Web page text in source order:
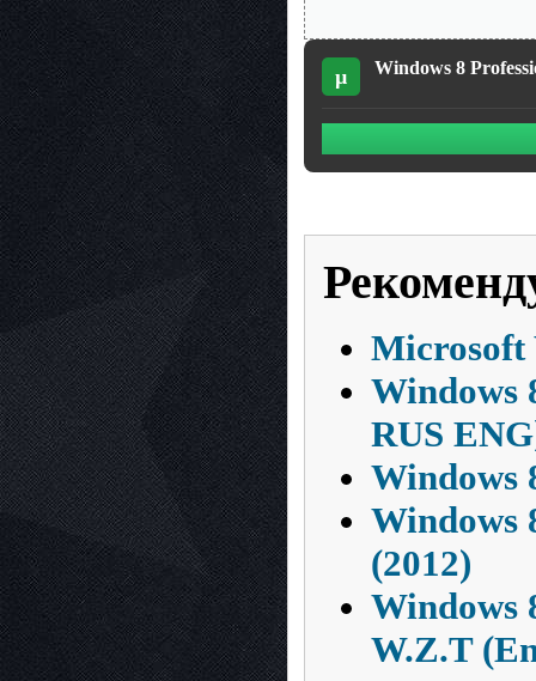
µ Windows 8
Microsoft
Windows
RUS
Windows
Windows
(2012)
Windows
W.Z.T